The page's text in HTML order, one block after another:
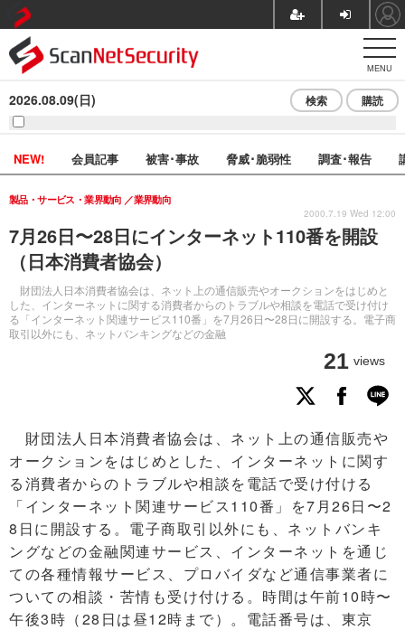
MENU
2026.08.09(日) 検索 購読
NEW! 会員記事 被害･事故 脅威･脆弱性 調査･報告
7月26日〜28日にインターネット110番を開設
（日本消費者協会）
財団法人日本消費者協会は、ネット上の通信販売やオークションをはじめと
した、インターネットに関する消費者からのトラブルや相談を電話で受け付け
る「インターネット関連サービス110番」を7月26日〜28日に開設する。電子商
取引以外にも、ネットバンキングなどの金融
製品・サービス・業界動向 業界動向
21 views
2000.7.19 Wed 12:00
財団法人日本消費者協会は、ネット上の通信販売や
オークションをはじめとした、インターネットに関す
る消費者からのトラブルや相談を電話で受け付ける
「インターネット関連サービス110番」を7月26日〜2
8日に開設する。電子商取引以外にも、ネットバンキ
ングなどの金融関連サービス、インターネットを通じ
ての各種情報サービス、プロバイダなど通信事業者に
ついての相談・苦情も受け付ける。時間は午前10時〜
午後3時（28日は昼12時まで）。電話番号は、東京